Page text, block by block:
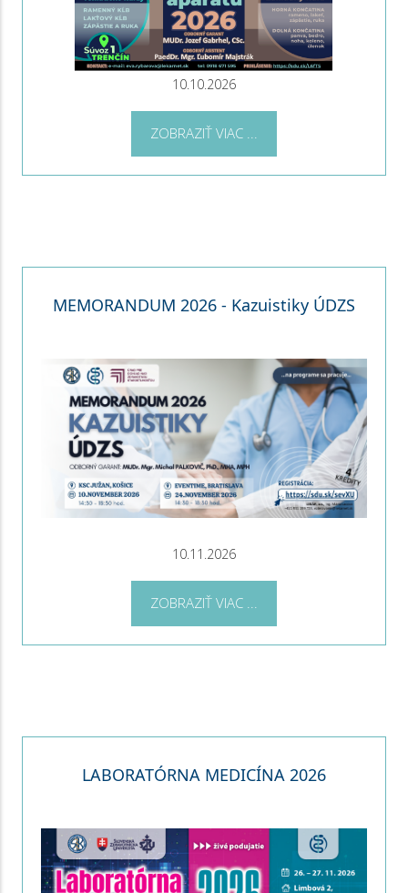
10.10.2026
ZOBRAZIŤ VIAC ...
MEMORANDUM 2026 - Kazuistiky ÚDZS
10.11.2026
ZOBRAZIŤ VIAC ...
LABORATÓRNA MEDICÍNA 2026